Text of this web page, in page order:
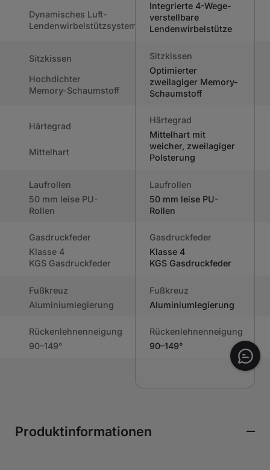
€469
Dynamisches Luft-
Lendenwirbelstützsystem
Integrierte 4-Wege-
verstellbare
Lendenwirbelstütze
Sitzkissen
Hochdichter
Memory-Schaumstoff
Sitzkissen
Optimierter
zweilagiger Memory-
Schaumstoff
Härtegrad
Mittelhart
Härtegrad
Mittelhart mit
weicher, zweilagiger
Polsterung
Laufrollen
50 mm leise PU-
Rollen
Laufrollen
50 mm leise PU-
Rollen
Gasdruckfeder
Klasse 4
KGS Gasdruckfeder
Gasdruckfeder
Klasse 4
KGS Gasdruckfeder
Fußkreuz
Aluminiumlegierung
Fußkreuz
Aluminiumlegierung
Rückenlehnenneigung
90–149°
Rückenlehnenneigung
90–149°
Produktinformationen